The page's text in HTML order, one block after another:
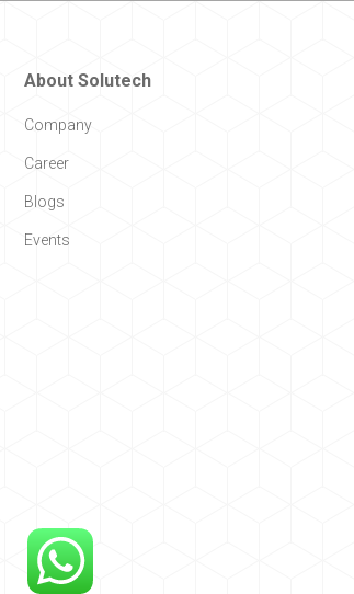
About Solutech
Company
Career
Blogs
Events